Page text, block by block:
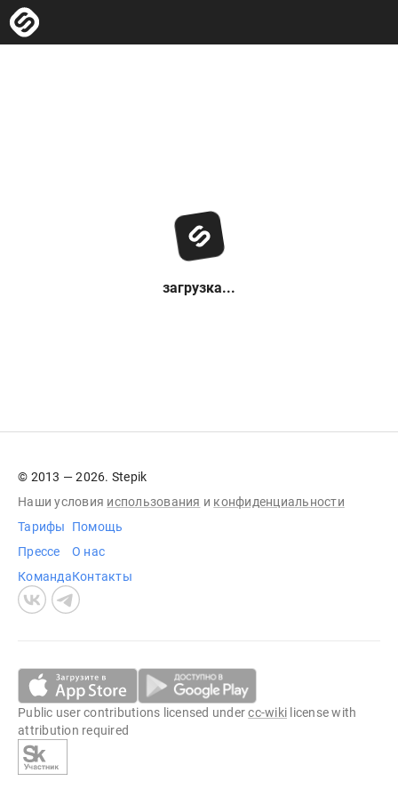
загрузка...
© 2013 — 2026. Stepik
Наши условия использования и конфиденциальности
Тарифы
Прессе
Команда
Помощь
О нас
Контакты
Public user contributions licensed undercc-wiki license with
attribution required